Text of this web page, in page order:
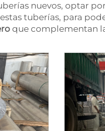
nuevos, optar
tuberías, para
que complementan